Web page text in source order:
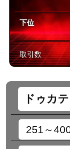
下位
取引数